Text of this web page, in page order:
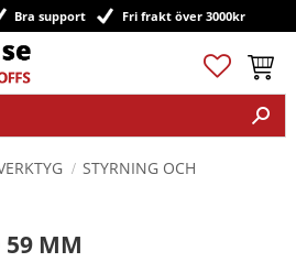
Bra support Fri frakt över 3000kr
Favoriter
STYRNING OCH
59 MM